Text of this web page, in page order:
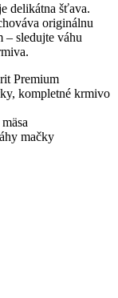
delikátna šťava.
originálnu
– sledujte váhu
Premium
kompletné krmivo
mačky